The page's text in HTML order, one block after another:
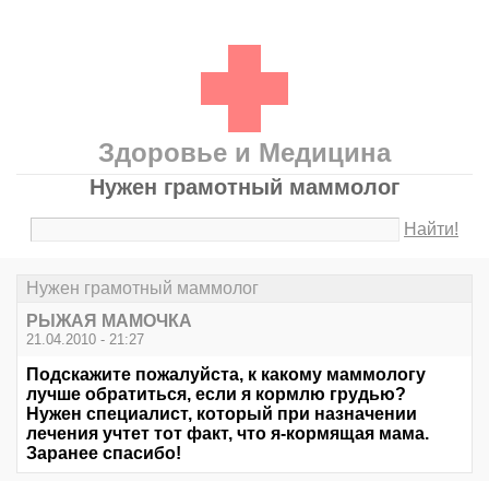
Здоровье и Медицина
Нужен грамотный маммолог
Найти!
Нужен грамотный маммолог
РЫЖАЯ МАМОЧКА
21.04.2010 - 21:27
Подскажите пожалуйста, к какому маммологу
лучше обратиться, если я кормлю грудью?
Нужен специалист, который при назначении
лечения учтет тот факт, что я-кормящая мама.
Заранее спасибо!